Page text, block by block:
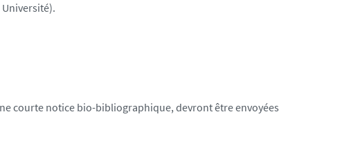
courte notice bio-bibliographique, devront être envoyées